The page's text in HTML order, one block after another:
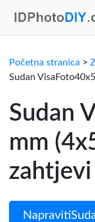
Početna stranica >
Sudan
Sudan
mm
zahtjevi